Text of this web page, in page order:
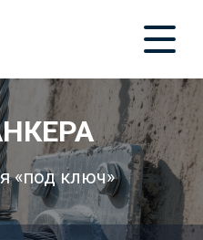
«под ключ»